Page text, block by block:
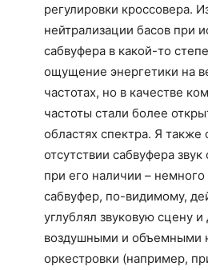
регулировки кроссовера.
нейтрализации басов при
сабвуфера в какой-то
ощущение энергетики на
частотах, но в качестве
частоты стали более
областях спектра. Я
отсутствии сабвуфера
при его наличии –
сабвуфер, по-видимому,
углублял звуковую сцену
воздушными и объемными
оркестровки (например,